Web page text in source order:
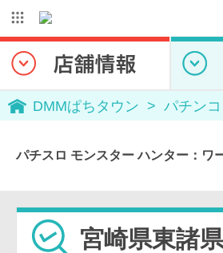
DMMぱちタウン パチン
パチスロ モンスター ハンター：ワ
宮崎県東諸